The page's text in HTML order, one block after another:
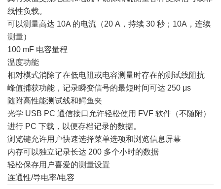
线性负载。
可以测量高达 10A 的电流（20 A，持续 30 秒；10A，连续
测量）
100 mF 电容量程
温度功能
相对模式消除了在低电阻或电容测量时存在的测试线阻抗
峰值捕获功能，记录瞬变信号的最短时间可达 250 μs
随附高性能测试线和鳄鱼夹
光学 USB PC 通信接口允许轻松使用 FVF 软件（不随附）
进行 PC 下载，以便存档记录的数据。
浏览键允许用户快速选择菜单选项和浏览信息屏幕
内存可以独立记录长达 200 多个小时的数据
轻松保存用户喜爱的测量设置
连通性/导电率/电容